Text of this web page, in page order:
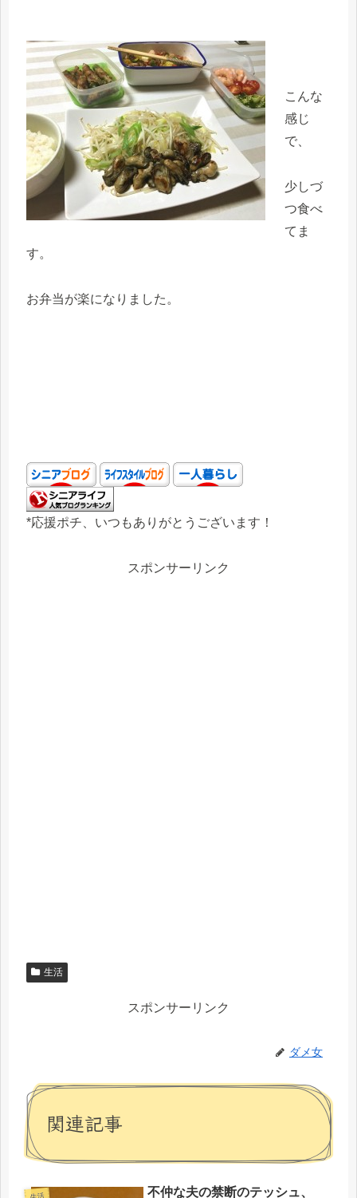
こんな
感じ
で、
少しづ
つ食べ
てま
す。
お弁当が楽になりました。
*応援ポチ、いつもありがとうございます！
スポンサーリンク
生活
スポンサーリンク
ダメ女
関連記事
不仲な夫の禁断のテッシュ、